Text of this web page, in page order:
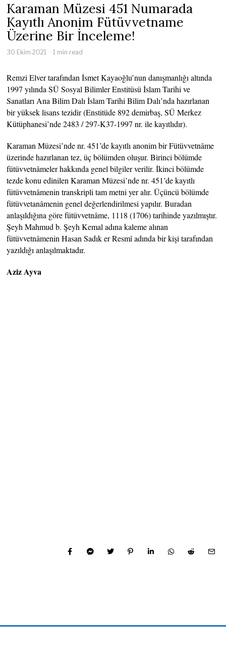
Karaman Müzesi 451 Numarada
Kayıtlı Anonim Fütüvvetname
Üzerine Bir İnceleme!
30 Ekim 2021 1 min read
Remzi Elver tarafından İsmet Kayaoğlu’nun danışmanlığı altında
1997 yılında SÜ Sosyal Bilimler Enstitüsü İslam Tarihi ve
Sanatları Ana Bilim Dalı İslam Tarihi Bilim Dalı’nda hazırlanan
bir yüksek lisans tezidir (Enstitüde 892 demirbaş, SÜ Merkez
Kütüphanesi’nde 2483 / 297-K37-1997 nr. ile kayıtlıdır).
Karaman Müzesi’nde nr. 451’de kayıtlı anonim bir Fütüvvetnâme
üzerinde hazırlanan tez, üç bölümden oluşur. Birinci bölümde
fütüvvetnâmeler hakkında genel bilgiler verilir. İkinci bölümde
tezde konu edinilen Karaman Müzesi’nde nr. 451’de kayıtlı
fütüvvetnâmenin transkripli tam metni yer alır. Üçüncü bölümde
fütüvvetanâmenin genel değerlendirilmesi yapılır. Buradan
anlaşıldığına göre fütüvvetnâme, 1118 (1706) tarihinde yazılmıştır.
Şeyh Mahmud b. Şeyh Kemal adına kaleme alınan
fütüvvetnâmenin Hasan Sadık er Resmî adında bir kişi tarafından
yazıldığı anlaşılmaktadır.
Aziz Ayva